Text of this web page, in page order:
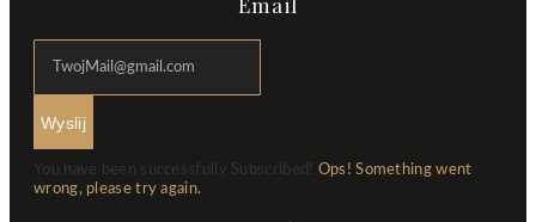
Wyslij
You have been successfully Subscribed!
Ops! Something went
wrong, please try again.